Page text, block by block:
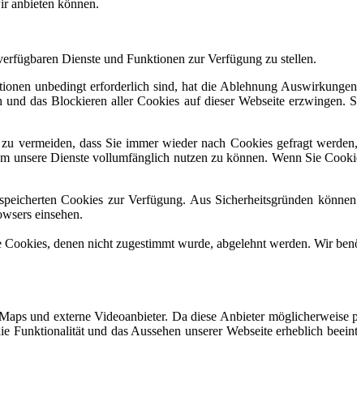
anbieten können.
Dienste und Funktionen zur Verfügung zu stellen.
unbedingt erforderlich sind, hat die Ablehnung
das Blockieren aller Cookies auf dieser Webseite erzwingen.
vermeiden, dass Sie immer wieder nach Cookies gefragt
unsere Dienste vollumfänglich nutzen zu können. Wenn Sie
Cookies zur Verfügung. Aus Sicherheitsgründen
einsehen.
denen nicht zugestimmt wurde, abgelehnt werden. Wir
und externe Videoanbieter. Da diese Anbieter möglicherweise
und das Aussehen unserer Webseite erheblich